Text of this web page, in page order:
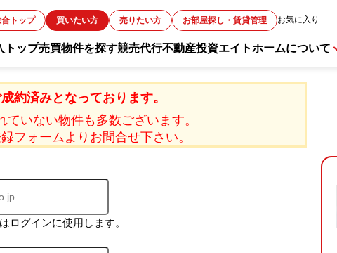
トップ 買いたい方 売りたい方 お部屋探し・賃貸管理 お気に入り
トップ売買物件を探す競売代行不動産投資エイトホームについて
約済みとなっております。
いない物件も多数ございます。
フォームよりお問合せ下さい。
ログインに使用します。